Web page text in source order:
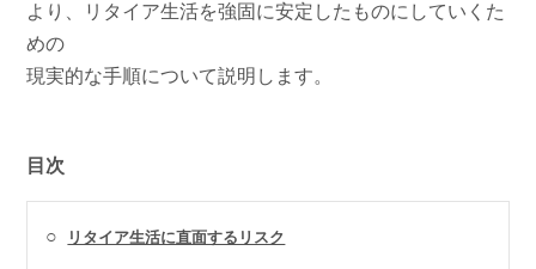
より、リタイア生活を強固に安定したものにしていくた
めの
現実的な手順について説明します。
目次
○ リタイア生活に直面するリスク